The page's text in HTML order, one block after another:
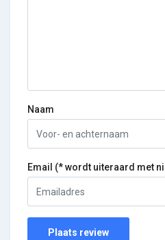
Naam
Email (* wordt uiteraard met
Plaats review